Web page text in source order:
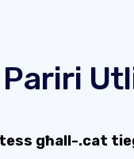
Pariri
għall-.cat